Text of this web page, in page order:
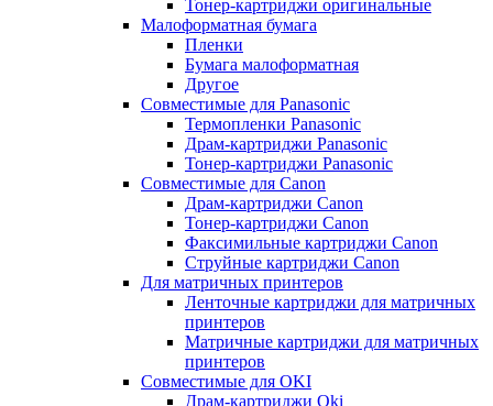
Тонер-картриджи оригинальные
Малоформатная бумага
Пленки
Бумага малоформатная
Другое
Совместимые для Panasonic
Термопленки Panasonic
Драм-картриджи Panasonic
Тонер-картриджи Panasonic
Совместимые для Canon
Драм-картриджи Canon
Тонер-картриджи Canon
Факсимильные картриджи Canon
Струйные картриджи Canon
Для матричных принтеров
Ленточные картриджи для матричных
принтеров
Матричные картриджи для матричных
принтеров
Совместимые для OKI
Драм-картриджи Oki